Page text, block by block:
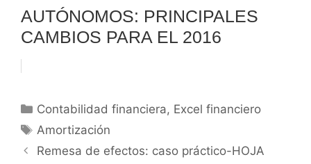
AUTÓNOMOS: PRINCIPALES
CAMBIOS PARA EL 2016
Categorías
Contabilidad financiera, Excel financiero
Etiquetas
Amortización
Remesa de efectos: caso práctico-HOJA